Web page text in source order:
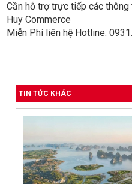
Cần hỗ trợ trực tiếp các
Huy Commerce
Miễn Phí liên hệ Hotline:
TIN TỨC KHÁC